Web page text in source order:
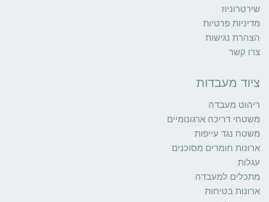
שירטרוניוז
מדיניות פרטיות
הצהרת נגישות
צרו קשר
ציוד מעבדות
ריהוט מעבדה
משטחי דריכה ארגונומיים
משטח נגד עייפות
ארונות חומרים מסוכנים
עגלות
מתכלים למעבדה
ארונות בטיחות